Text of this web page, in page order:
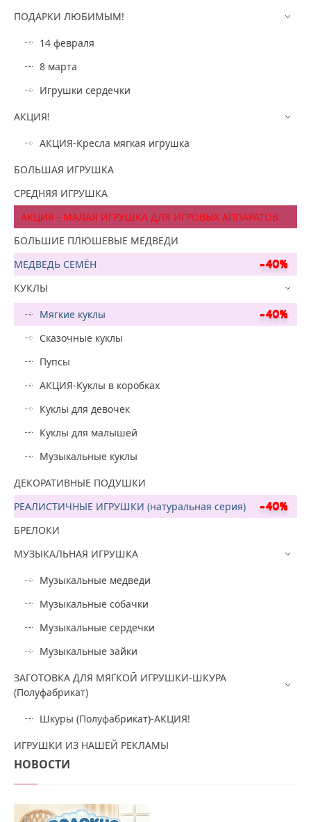
ПОДАРКИ ЛЮБИМЫМ!
14 февраля
8 марта
Игрушки сердечки
АКЦИЯ!
АКЦИЯ-Кресла мягкая игрушка
БОЛЬШАЯ ИГРУШКА
СРЕДНЯЯ ИГРУШКА
АКЦИЯ - МАЛАЯ ИГРУШКА ДЛЯ ИГРОВЫХ АППАРАТОВ
БОЛЬШИЕ ПЛЮШЕВЫЕ МЕДВЕДИ
МЕДВЕДЬ СЕМЁН
КУКЛЫ
Мягкие куклы
Сказочные куклы
Пупсы
АКЦИЯ-Куклы в коробках
Куклы для девочек
Куклы для малышей
Музыкальные куклы
ДЕКОРАТИВНЫЕ ПОДУШКИ
РЕАЛИСТИЧНЫЕ ИГРУШКИ (натуральная серия)
БРЕЛОКИ
МУЗЫКАЛЬНАЯ ИГРУШКА
Музыкальные медведи
Музыкальные собачки
Музыкальные сердечки
Музыкальные зайки
ЗАГОТОВКА ДЛЯ МЯГКОЙ ИГРУШКИ-ШКУРА
(Полуфабрикат)
Шкуры (Полуфабрикат)-АКЦИЯ!
ИГРУШКИ ИЗ НАШЕЙ РЕКЛАМЫ
НОВОСТИ